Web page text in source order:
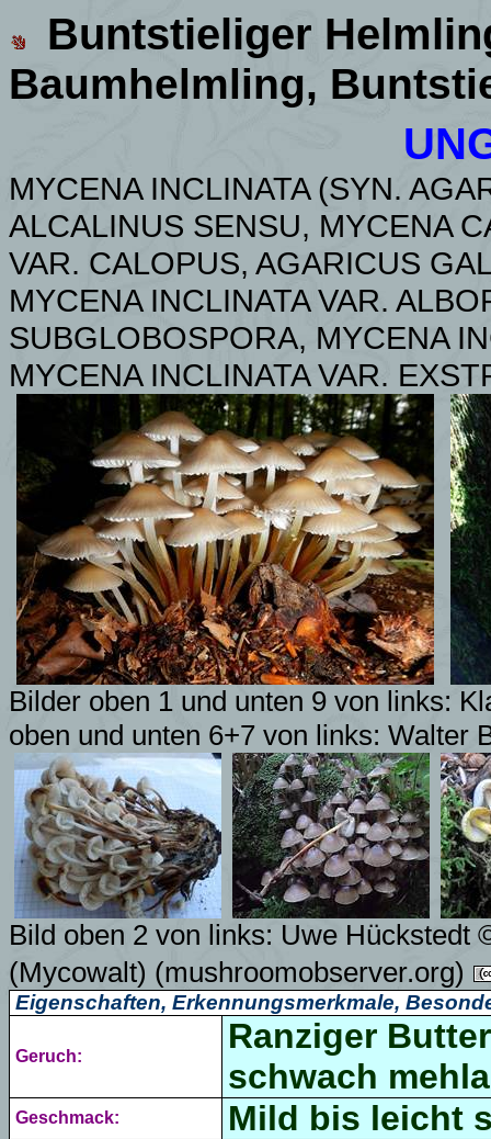
Buntstieliger
Baumhelmling,
MYCENA INCLINATA (SYN.
ALCALINUS SENSU, MYCENA
VAR. CALOPUS, AGARICUS
MYCENA INCLINATA VAR.
SUBGLOBOSPORA, MYCENA
MYCENA INCLINATA VAR.
Bilder oben 1 und unten 9 von links:
oben und unten 6+7 von links: Walter
Bild oben 2 von links: Uwe Hückstedt
(Mycowalt) (mushroomobserver.org)
Eigenschaften, Erkennungsmerkmale,
Geruch:
Ranziger
schwach
Geschmack: Mild bis leicht